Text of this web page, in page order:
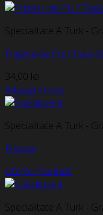
Specialitate A Turk -
Frigărui de Pui / Tauk
34,00 lei
Adaugă în coș
Specialitate A Turk -
Produs
Citește mai mult
Specialitate A Turk -